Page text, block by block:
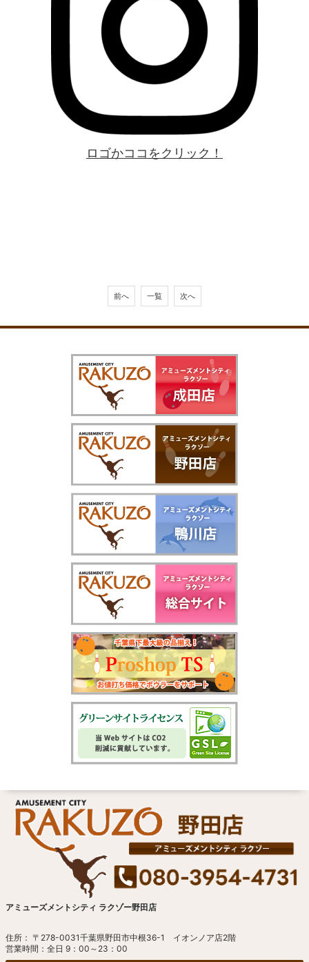
ロゴかココをクリック！
前へ 一覧 次へ
アミューズメントシティ ラクゾー野田店
住所： 〒278-0031千葉県野田市中根36-1 イオンノア店2階
営業時間：全日 9：00～23：00